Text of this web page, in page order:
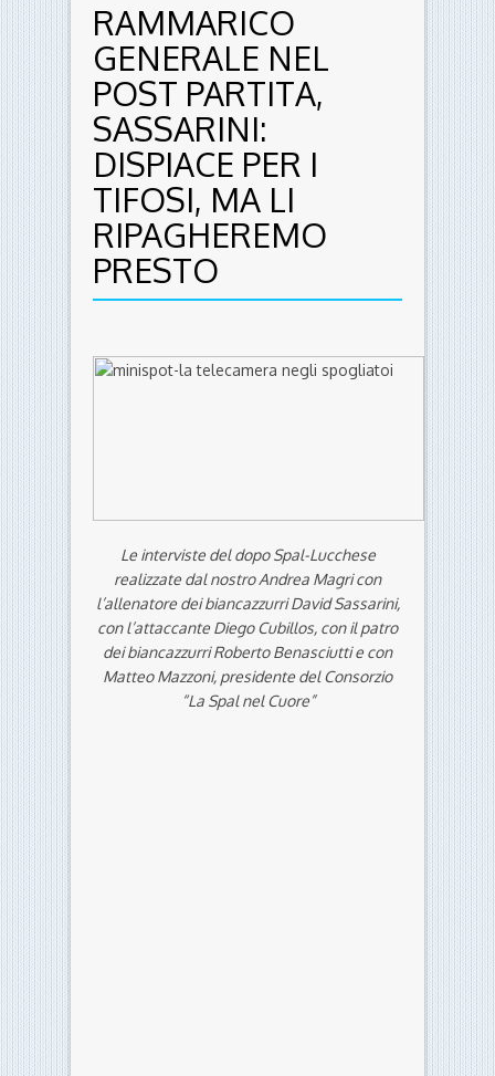
RAMMARICO
GENERALE NEL
POST PARTITA,
SASSARINI:
DISPIACE PER I
TIFOSI, MA LI
RIPAGHEREMO
PRESTO
Le interviste del dopo Spal-Lucchese
realizzate dal nostro Andrea Magri con
l’allenatore dei biancazzurri David Sassarini,
con l’attaccante Diego Cubillos, con il patro
dei biancazzurri Roberto Benasciutti e con
Matteo Mazzoni, presidente del Consorzio
“La Spal nel Cuore”